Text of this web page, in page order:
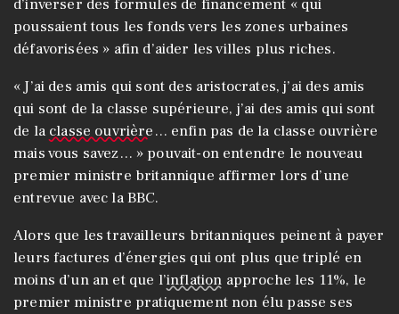
d’inverser des formules de financement « qui
poussaient tous les fonds vers les zones urbaines
défavorisées » afin d’aider les villes plus riches.
« J’ai des amis qui sont des aristocrates, j’ai des amis
qui sont de la classe supérieure, j’ai des amis qui sont
de la classe ouvrière… enfin pas de la classe ouvrière
mais vous savez… » pouvait-on entendre le nouveau
premier ministre britannique affirmer lors d’une
entrevue avec la BBC.
Alors que les travailleurs britanniques peinent à payer
leurs factures d’énergies qui ont plus que triplé en
moins d’un an et que l’inflation approche les 11%, le
premier ministre pratiquement non élu passe ses